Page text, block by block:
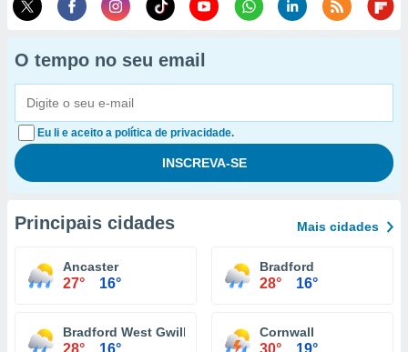
O tempo no seu email
Eu li e aceito a política de privacidade.
Principais cidades Mais cidades
Ancaster
27° 16°
Bradford
28° 16°
Bradford West Gwillimbury
28° 16°
Cornwall
30° 19°